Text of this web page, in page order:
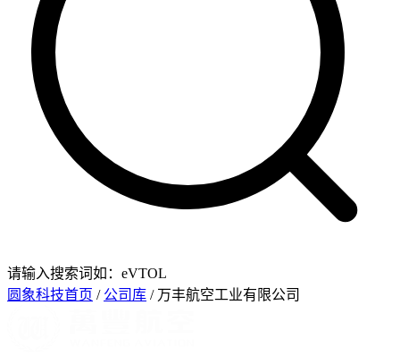
请输入搜索词如：eVTOL
圆象科技首页 / 公司库 / 万丰航空工业有限公司